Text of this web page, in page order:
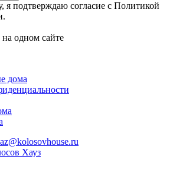
я подтверждаю согласие с Политикой
одном сайте
дома
Хауз